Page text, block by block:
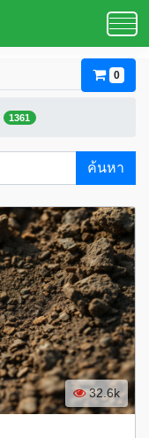
0
1361
ค้นหา
32.6k